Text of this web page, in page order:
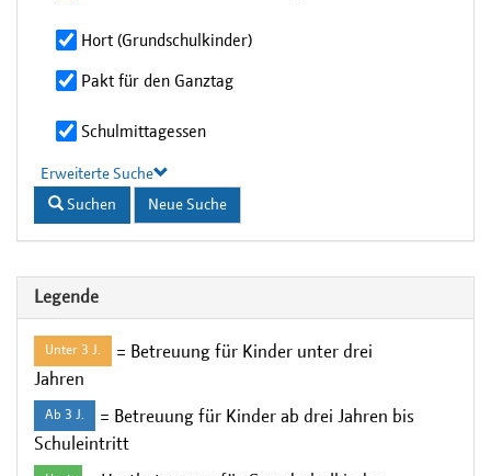
Hort (Grundschulkinder)
Pakt für den Ganztag
Schulmittagessen
Erweiterte Suche
Suchen
Neue Suche
Legende
Unter 3 J.
= Betreuung für Kinder unter drei
Jahren
Ab 3 J.
= Betreuung für Kinder ab drei Jahren bis
Schuleintritt